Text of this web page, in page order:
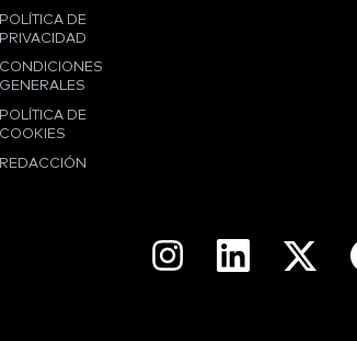
POLÍTICA DE
PRIVACIDAD
CONDICIONES
GENERALES
POLÍTICA DE
COOKIES
REDACCIÓN